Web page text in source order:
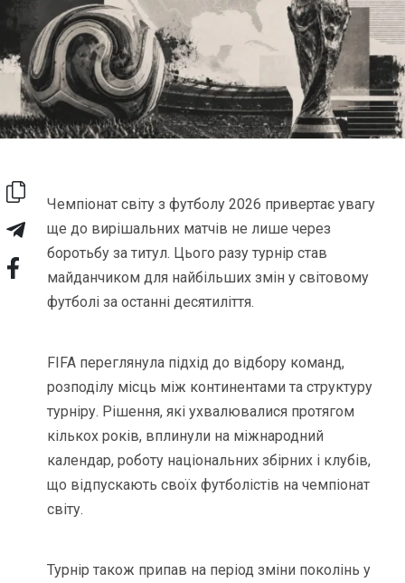
Чемпіонат світу з футболу 2026 привертає увагу
ще до вирішальних матчів не лише через
боротьбу за титул. Цього разу турнір став
майданчиком для найбільших змін у світовому
футболі за останні десятиліття.
FIFA переглянула підхід до відбору команд,
розподілу місць між континентами та структуру
турніру. Рішення, які ухвалювалися протягом
кількох років, вплинули на міжнародний
календар, роботу національних збірних і клубів,
що відпускають своїх футболістів на чемпіонат
світу.
Турнір також припав на період зміни поколінь у